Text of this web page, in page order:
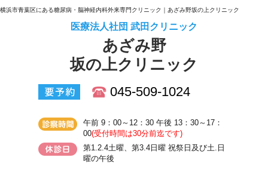
横浜市青葉区にある糖尿病・脳神経内科外来専門クリニック｜あざみ野坂の上クリニック
医療法人社団 武田クリニック
あざみ野
坂の上クリニック
045-509-1024
午前 9：00～12：30 午後 13：30～17：
00(受付時間は30分前迄です)
第1.2.4土曜、第3.4日曜 祝祭日及び土.日
曜の午後